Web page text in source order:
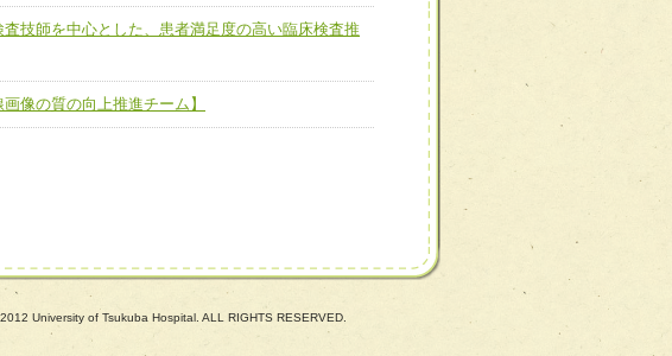
査技師を中心とした、患者満足度の高い臨床
査技師を中心とした、患者満足度の高い臨床検査推
像の質の向上推進チーム】
University of Tsukuba Hospital. ALL RIGHTS RESERVED.